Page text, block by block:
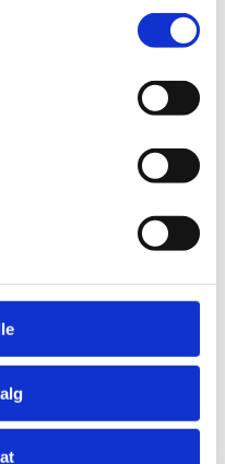
etterspørre miljø